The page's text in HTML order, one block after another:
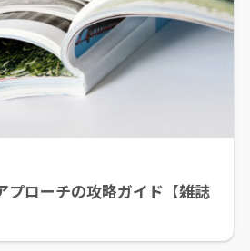
プローチの攻略ガイド【雑誌